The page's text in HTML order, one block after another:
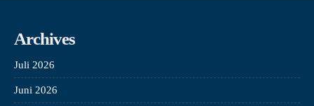
Archives
Juli 2026
Juni 2026